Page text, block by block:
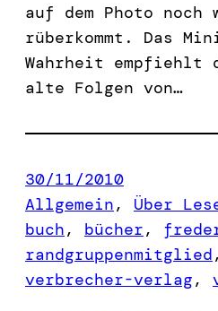
auf dem Photo noch
rüberkommt. Das
Wahrheit empfiehlt
alte Folgen von…
30/11/2010
Allgemein, Über
buch, bücher,
randgruppenmitglied
verbrecher-verlag,